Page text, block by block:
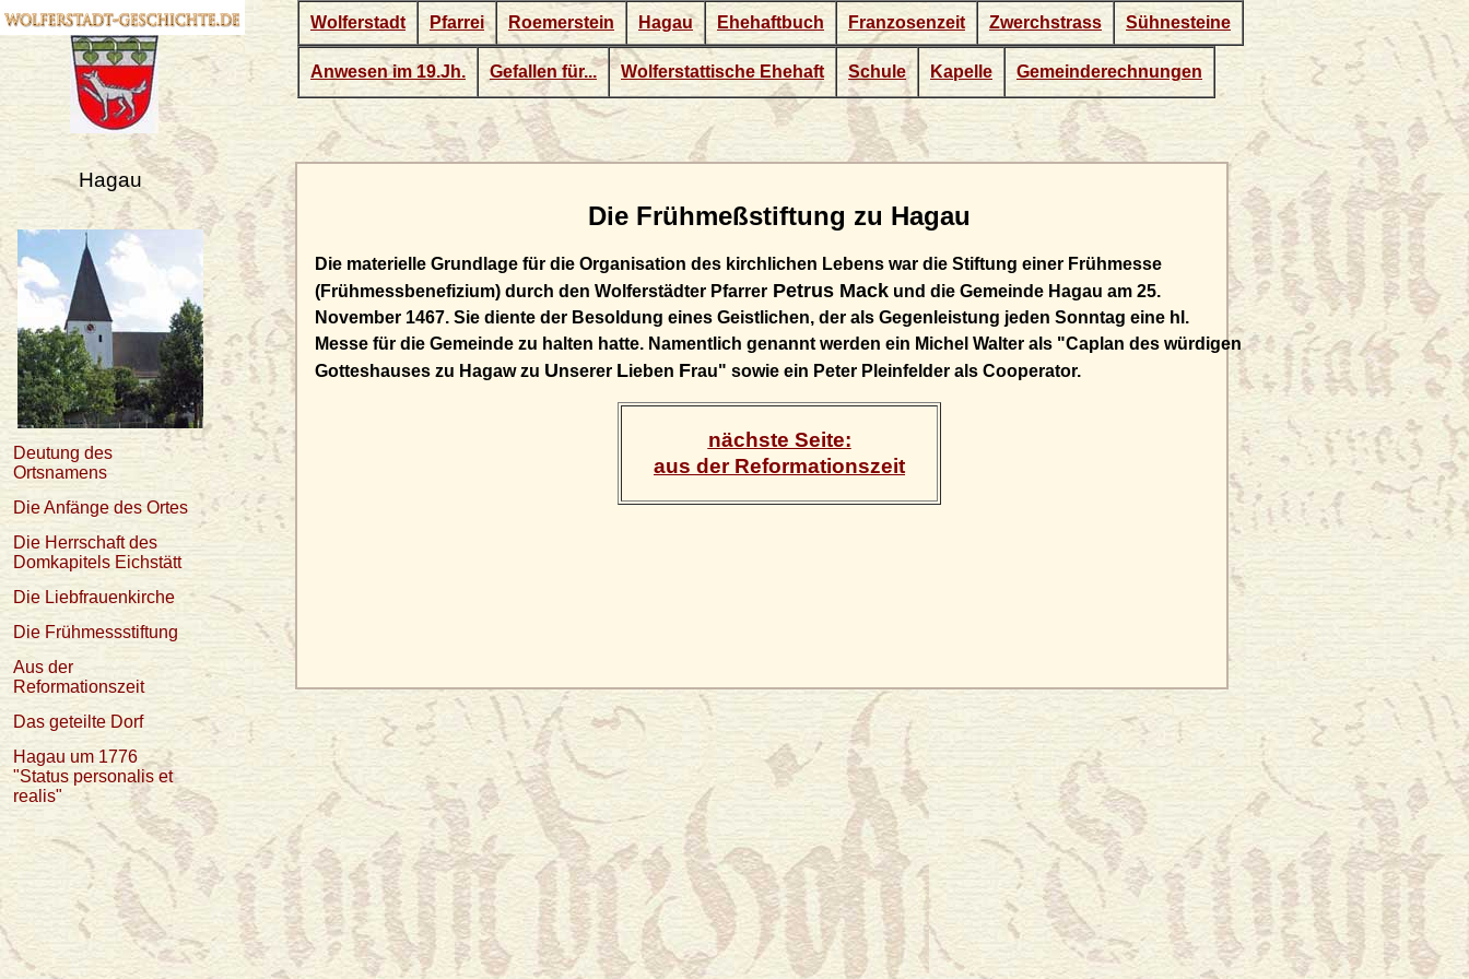
Die Frühmeßstiftung zu Hagau
Die materielle Grundlage für die Organisation des kirchlichen Lebens war die Stiftung einer Frühmesse
(Frühmessbenefizium) durch den Wolferstädter Pfarrer Petrus Mack und die Gemeinde Hagau am 25.
November 1467. Sie diente der Besoldung eines Geistlichen, der als Gegenleistung jeden Sonntag eine hl.
Messe für die Gemeinde zu halten hatte. Namentlich genannt werden ein Michel Walter als "Caplan des würdigen
Gotteshauses zu Hagaw zu Unserer Lieben Frau" sowie ein Peter Pleinfelder als Cooperator.
nächste Seite:
aus der Reformationszeit
Wolferstadt Pfarrei Roemerstein Hagau Ehehaftbuch Franzosenzeit Zwerchstrass Sühnesteine
Anwesen im 19.Jh. Gefallen für... Wolferstattische Ehehaft Schule Kapelle Gemeinderechnungen
Hagau
Deutung des
Ortsnamens
Die Anfänge des Ortes
Die Herrschaft des
Domkapitels Eichstätt
Die Liebfrauenkirche
Die Frühmessstiftung
Aus der
Reformationszeit
Das geteilte Dorf
Hagau um 1776
"Status personalis et
realis"